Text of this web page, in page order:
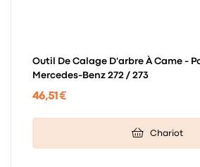
Outil De Calage D'arbre À Came -
Mercedes-Benz 272 / 273
46,51 €
Chariot